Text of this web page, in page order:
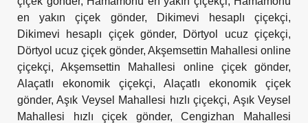
en yakın çiçek gönder, Dikimevi hesaplı çiçekçi,
Dikimevi hesaplı çiçek gönder, Dörtyol ucuz çiçekçi,
Dörtyol ucuz çiçek gönder, Akşemsettin Mahallesi online
çiçekçi,Akşemsettin Mahallesi online çiçek gönder,
Alaçatlı ekonomik çiçekçi, Alaçatlı ekonomik çiçek
gönder,Aşık Veysel Mahallesi hızlı çiçekçi, Aşık Veysel
Mahallesi hızlı çiçek gönder,Cengizhan Mahallesi